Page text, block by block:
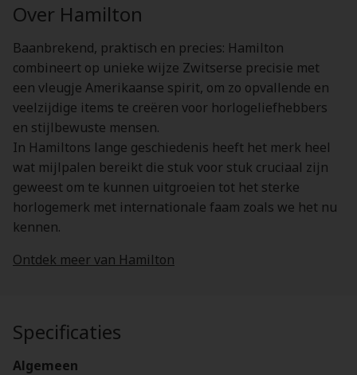
Over Hamilton
Baanbrekend, praktisch en precies: Hamilton
combineert op unieke wijze Zwitserse precisie met
een vleugje Amerikaanse spirit, om zo opvallende en
veelzijdige items te creëren voor horlogeliefhebbers
en stijlbewuste mensen.
In Hamiltons lange geschiedenis heeft het merk heel
wat mijlpalen bereikt die stuk voor stuk cruciaal zijn
geweest om te kunnen uitgroeien tot het sterke
horlogemerk met internationale faam zoals we het nu
kennen.
Ontdek meer van Hamilton
Specificaties
Algemeen